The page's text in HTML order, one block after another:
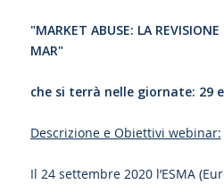
"MARKET ABUSE: LA
MAR"
che si terrà nelle giornate: 29
Descrizione e Obiettivi webinar:
Il 24 settembre 2020 l’ESMA